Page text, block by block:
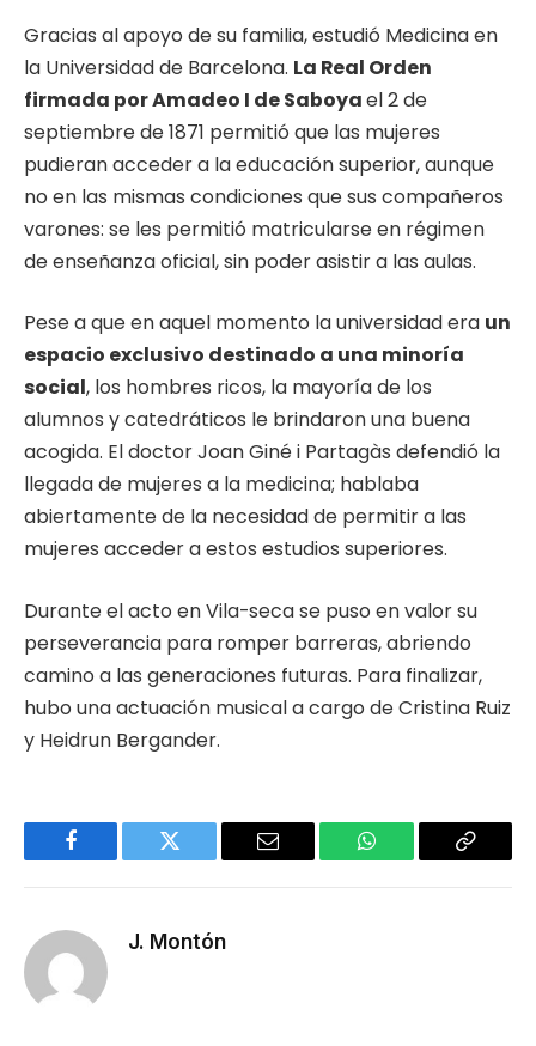
Gracias al apoyo de su familia, estudió Medicina en
la Universidad de Barcelona. La Real Orden
firmada por Amadeo I de Saboyael 2 de
septiembre de 1871 permitió que las mujeres
pudieran acceder a la educación superior, aunque
no en las mismas condiciones que sus compañeros
varones: se les permitió matricularse en régimen
de enseñanza oficial, sin poder asistir a las aulas.
Pese a que en aquel momento la universidad era un
espacio exclusivo destinado a una minoría
social, los hombres ricos, la mayoría de los
alumnos y catedráticos le brindaron una buena
acogida. El doctor Joan Giné i Partagàs defendió la
llegada de mujeres a la medicina; hablaba
abiertamente de la necesidad de permitir a las
mujeres acceder a estos estudios superiores.
Durante el acto en Vila-seca se puso en valor su
perseverancia para romper barreras, abriendo
camino a las generaciones futuras. Para finalizar,
hubo una actuación musical a cargo de Cristina Ruiz
y Heidrun Bergander.
Facebook Twitter Email WhatsApp Copy
J. Montón